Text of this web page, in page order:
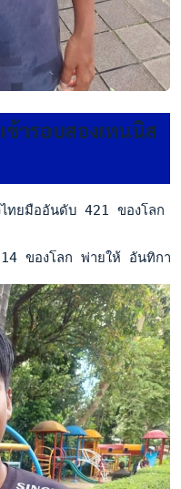
ารอบสองเทนนิส
ยมืออันดับ 421 ของโลก
ของโลก พ่ายให้ อันทิก